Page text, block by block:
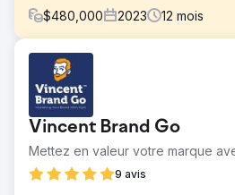
$480,000 2023 12 mois
Défi
Une entreprise B2C avait besoin
d'utilisateurs et d'augmenter les
marché concurrentiel. Avec un
65 000 $, l'objectif était
numérique pour attirer et fidéliser
clients.
Vincent Brand Go
Mettez en valeur votre marque
9 avis